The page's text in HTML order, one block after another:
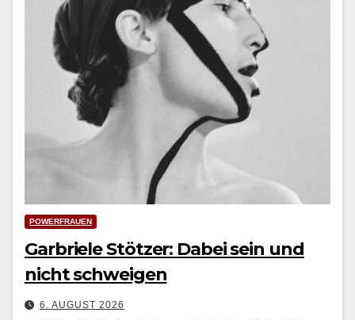
POWERFRAUEN
Garbriele Stötzer: Dabei sein und
nicht schweigen
6. AUGUST 2026